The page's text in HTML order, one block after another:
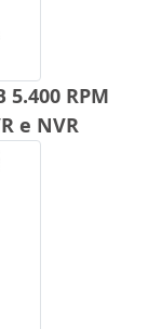
5.400 RPM
e NVR